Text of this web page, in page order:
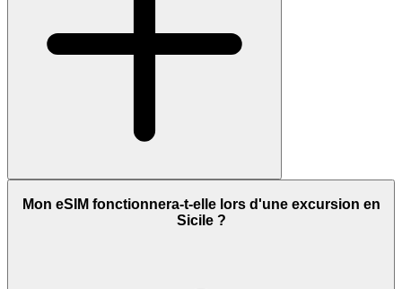
Mon eSIM fonctionnera-t-elle lors d'une excursion en
Sicile ?